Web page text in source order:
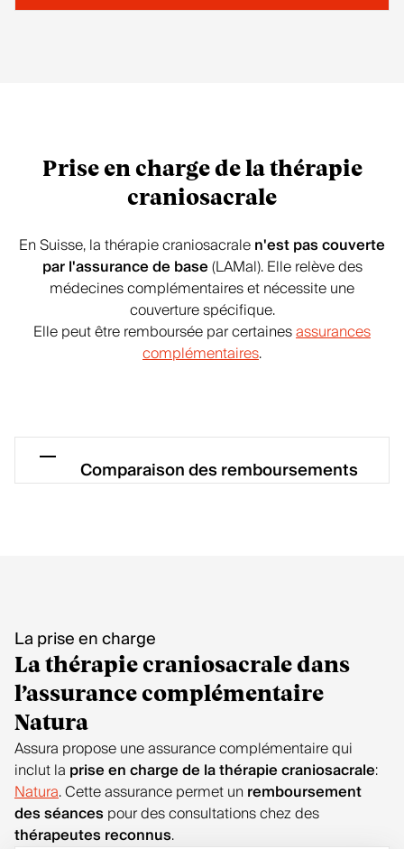
Prise en charge de la thérapie
craniosacrale
En Suisse, la thérapie craniosacralen'est pas couverte
par l'assurance de base(LAMal). Elle relève des
médecines complémentaires et nécessite une
couverture spécifique.
Elle peut être remboursée par certainesassurances
complémentaires.
Comparaison des remboursements
Quel type de facturation? Pas de prise en charge
Quel remboursement?
La prise en charge
La thérapie craniosacrale dans
l’assurance complémentaire
Natura
Assura propose une assurance complémentaire qui
inclut la prise en charge de la thérapie craniosacrale:
Natura. Cette assurance permet un remboursement
des séancespour des consultations chez des
thérapeutes reconnus.